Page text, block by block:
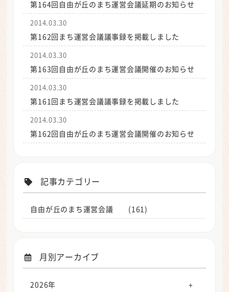
第164回自由が丘のまち運営会議延期のお知らせ
2014.03.30
第162回まち運営会議議事録を掲載しました
2014.03.30
第163回自由が丘のまち運営会議開催のお知らせ
2014.03.30
第161回まち運営会議議事録を掲載しました
2014.03.30
第162回自由が丘のまち運営会議開催のお知らせ
記事カテゴリー
自由が丘のまち運営会議 (161)
月別アーカイブ
2026年